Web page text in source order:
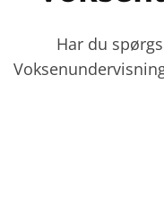
Har du